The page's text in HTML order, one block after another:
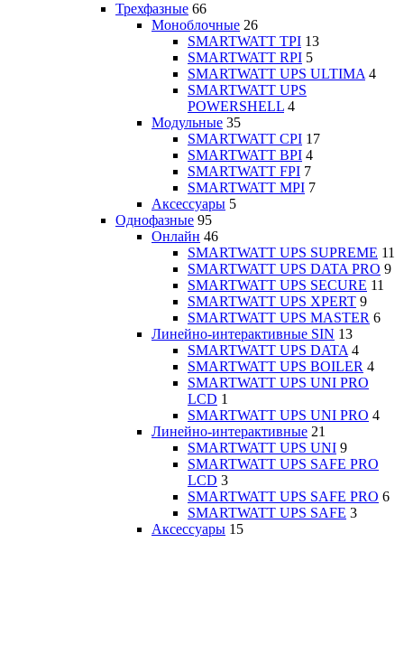
Трехфазные 66
Моноблочные 26
SMARTWATT TPI 13
SMARTWATT RPI 5
SMARTWATT UPS ULTIMA 4
SMARTWATT UPS
POWERSHELL 4
Модульные 35
SMARTWATT CPI 17
SMARTWATT BPI 4
SMARTWATT FPI 7
SMARTWATT MPI 7
Аксессуары 5
Однофазные 95
Онлайн 46
SMARTWATT UPS SUPREME 11
SMARTWATT UPS DATA PRO 9
SMARTWATT UPS SECURE 11
SMARTWATT UPS XPERT 9
SMARTWATT UPS MASTER 6
Линейно-интерактивные SIN 13
SMARTWATT UPS DATA 4
SMARTWATT UPS BOILER 4
SMARTWATT UPS UNI PRO
LCD 1
SMARTWATT UPS UNI PRO 4
Линейно-интерактивные 21
SMARTWATT UPS UNI 9
SMARTWATT UPS SAFE PRO
LCD 3
SMARTWATT UPS SAFE PRO 6
SMARTWATT UPS SAFE 3
Аксессуары 15